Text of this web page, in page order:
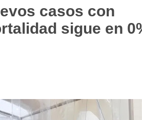
casos con
sigue en